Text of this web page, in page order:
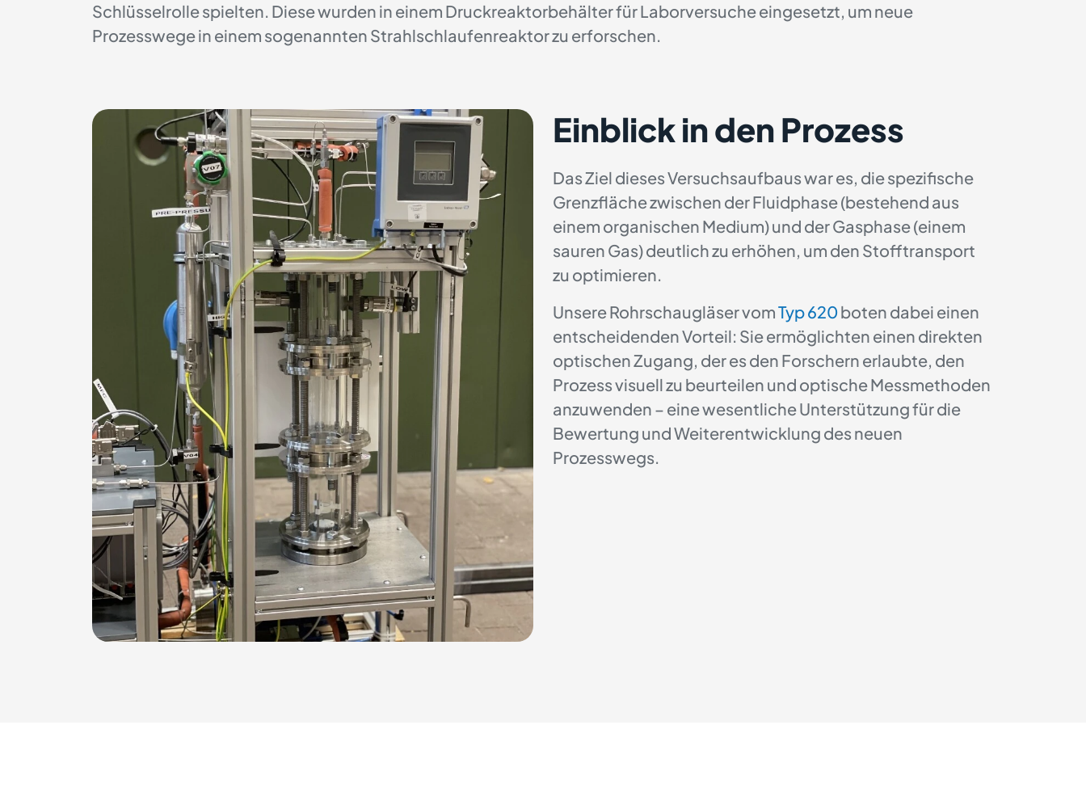
Schlüsselrolle spielten. Diese wurden in einem Druckreaktorbehälter für Laborversuche eingesetzt, um neue
Prozesswege in einem sogenannten Strahlschlaufenreaktor zu erforschen.
Einblick in den Prozess
Das Ziel dieses Versuchsaufbaus war es, die spezifische
Grenzfläche zwischen der Fluidphase (bestehend aus
einem organischen Medium) und der Gasphase (einem
sauren Gas) deutlich zu erhöhen, um den Stofftransport
zu optimieren.
Unsere Rohrschaugläser vomTyp 620boten dabei einen
entscheidenden Vorteil: Sie ermöglichten einen direkten
optischen Zugang, der es den Forschern erlaubte, den
Prozess visuell zu beurteilen und optische Messmethoden
anzuwenden – eine wesentliche Unterstützung für die
Bewertung und Weiterentwicklung des neuen
Prozesswegs.